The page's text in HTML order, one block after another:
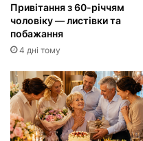
Привітання з 60-річчям
чоловіку — листівки та
побажання
4 дні тому